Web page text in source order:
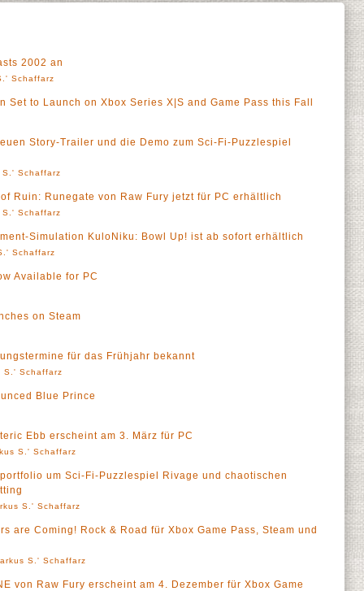
2002 an
Schaffarz
Set to Launch on Xbox Series X|S and Game Pass this Fall
Story-Trailer und die Demo zum Sci-Fi-Puzzlespiel
S.' Schaffarz
Ruin: Runegate von Raw Fury jetzt für PC erhältlich
S.' Schaffarz
Simulation KuloNiku: Bowl Up! ist ab sofort erhältlich
Schaffarz
Available for PC
on Steam
für das Frühjahr bekannt
S.' Schaffarz
Blue Prince
Ebb erscheint am 3. März für PC
S.' Schaffarz
um Sci-Fi-Puzzlespiel Rivage und chaotischen
S.' Schaffarz
are Coming! Rock & Road für Xbox Game Pass, Steam und
S.' Schaffarz
von Raw Fury erscheint am 4. Dezember für Xbox Game